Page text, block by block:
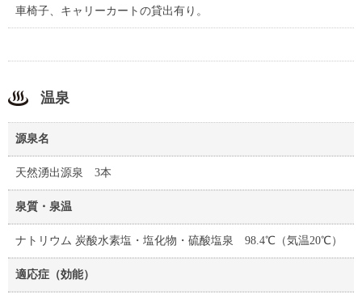
車椅子、キャリーカートの貸出有り。
温泉
源泉名
天然湧出源泉 3本
泉質・泉温
ナトリウム 炭酸水素塩・塩化物・硫酸塩泉 98.4℃（気温20℃）
適応症（効能）